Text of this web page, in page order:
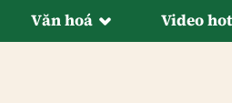
Văn hoá Video hot